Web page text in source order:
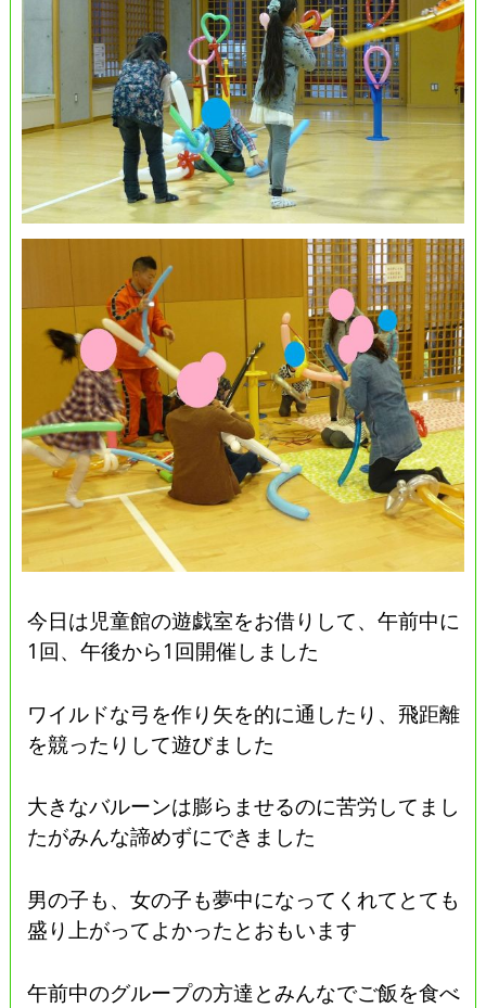
今日は児童館の遊戯室をお借りして、午前中に
1回、午後から1回開催しました
ワイルドな弓を作り矢を的に通したり、飛距離
を競ったりして遊びました
大きなバルーンは膨らませるのに苦労してまし
たがみんな諦めずにできました
男の子も、女の子も夢中になってくれてとても
盛り上がってよかったとおもいます
午前中のグループの方達とみんなでご飯を食べ